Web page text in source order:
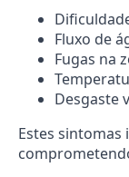
Fluxo de
Fugas na
Desgaste
Estes sintomas